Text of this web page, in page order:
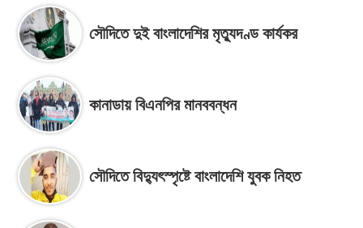
সৌদিতে দুই বাংলাদেশির মৃত্যুদণ্ড কার্যকর
কানাডায় বিএনপির মানববন্ধন
সৌদিতে বিদ্যুৎস্পৃষ্টে বাংলাদেশি যুবক নিহত